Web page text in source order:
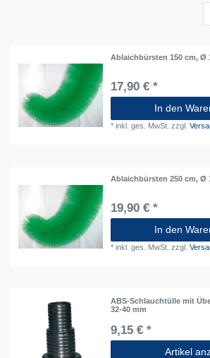
Ablaichbürsten 150 cm, Ø
17,90 € *
In den
*inkl. ges. MwSt. zzgl.
Ablaichbürsten 250 cm, Ø
19,90 € *
In den
*inkl. ges. MwSt. zzgl.
ABS-Schlauchtülle mit
32-40 mm
9,15 € *
Artikel